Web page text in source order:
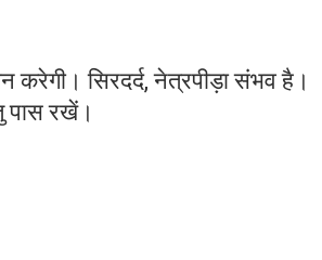
करेगी। सिरदर्द, नेत्रपीड़ा संभव है।
पास रखें।